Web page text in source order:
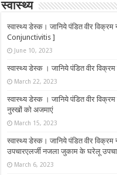
स्वास्थ्य
स्वास्थ्य डेस्क। जानिये पंडित वीर
Conjunctivitis ]
June 10, 2023
स्वास्थ्य डेस्क । जानिये पंडित वीर
March 22, 2023
स्वास्थ्य डेस्क । जानिये पंडित वीर
नुस्‍खों को अजमाएं
March 15, 2023
स्वास्थ्य डेस्क। जानिये पंडित वीर
उपचारएलर्जी नजला जुकाम के घरेलू
March 6, 2023